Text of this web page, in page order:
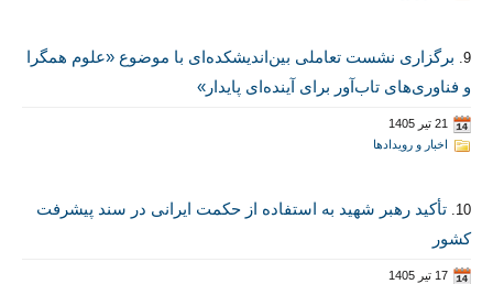
9.
برگزاری نشست تعاملی بین‌اندیشکده‌ای با موضوع «علوم همگرا
و فناوری‌های تاب‌آور برای آینده‌ای پایدار»
21 تیر 1405
اخبار و رویدادها
10. تأکید رهبر شهید به استفاده از حکمت ایرانی در سند پیشرفت
کشور
17 تیر 1405